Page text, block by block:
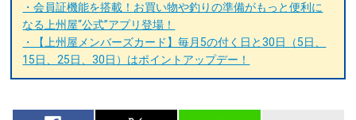
・会員証機能を搭載！お買い物や釣りの準備がもっと便利に
なる上州屋“公式”アプリ登場！
・【上州屋メンバーズカード】毎月5の付く日と30日（5日、
15日、25日、30日）はポイントアップデー！